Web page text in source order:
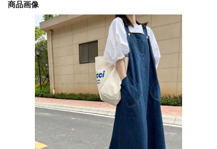
商品画像